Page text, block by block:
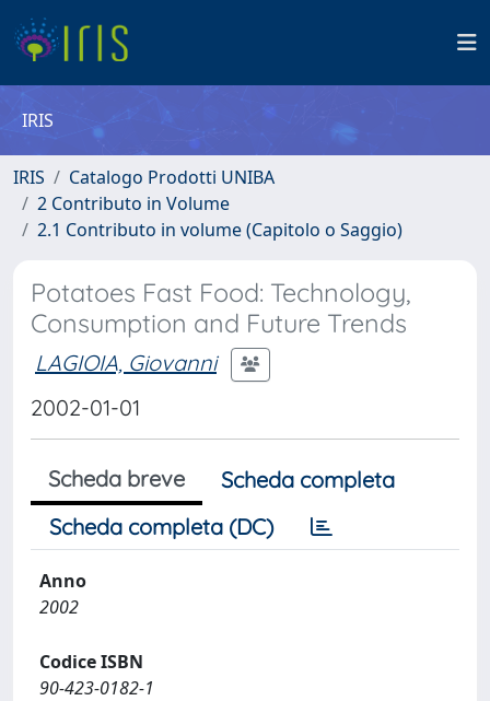
IRIS
IRIS
Catalogo Prodotti UNIBA
2 Contributo in Volume
2.1 Contributo in volume (Capitolo o Saggio)
Potatoes Fast Food: Technology,
Consumption and Future Trends
LAGIOIA, Giovanni
2002-01-01
Scheda breve
Scheda completa
Scheda completa (DC)
Anno
2002
Codice ISBN
90-423-0182-1